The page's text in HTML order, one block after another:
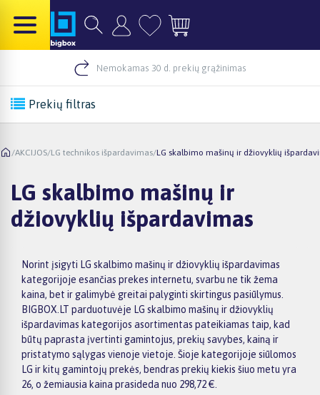
Nemokamas 30 d. prekių grąžinimas
Prekių filtras
/AKCIJOS/LG technikos išpardavimas/LG skalbimo mašinų ir džiovyklių
LG skalbimo mašinų ir
džiovyklių išpardavimas
Norint įsigyti LG skalbimo mašinų ir džiovyklių išpardavimas
kategorijoje esančias prekes internetu, svarbu ne tik žema
kaina, bet ir galimybė greitai palyginti skirtingus pasiūlymus.
BIGBOX.LT parduotuvėje LG skalbimo mašinų ir džiovyklių
išpardavimas kategorijos asortimentas pateikiamas taip, kad
būtų paprasta įvertinti gamintojus, prekių savybes, kainą ir
pristatymo sąlygas vienoje vietoje. Šioje kategorijoje siūlomos
LG ir kitų gamintojų prekės, bendras prekių kiekis šiuo metu yra
26, o žemiausia kaina prasideda nuo 298,72 €.